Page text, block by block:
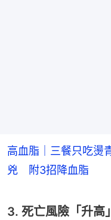
高血脂｜三餐只吃燙
兇 附3招降血脂
3. 死亡風險「升高」